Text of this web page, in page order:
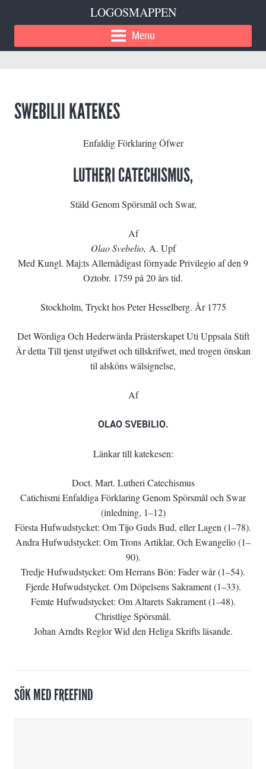
LOGOSMAPPEN
Menu
SWEBILII KATEKES
Enfaldig Förklaring Öfwer
LUTHERI CATECHISMUS,
Stäld Genom Spörsmål och Swar,
Af
Olao Svebelio, A. Upf
Med Kungl. Maj:ts Allernådigast förnyade Privilegio af den 9
Oztobr. 1759 på 20 års tid.
Stockholm, Tryckt hos Peter Hesselberg. År 1775
Det Wördiga Och Hederwärda Prästerskapet Uti Uppsala Stift
Är detta Till tjenst utgifwet och tillskrifwet, med trogen önskan
til alsköns wälsignelse,
Af
OLAO SVEBILIO.
Länkar till katekesen:
Doct. Mart. Lutheri Catechismus
Catichismi Enfaldiga Förklaring Genom Spörsmål och Swar
(inledning, 1–12)
Första Hufwudstycket: Om Tijo Guds Bud, eller Lagen (1–78).
Andra Hufwudstycket: Om Trons Artiklar, Och Ewangelio (1–
90).
Tredje Hufwudstycket: Om Herrans Bön: Fader wår (1–54).
Fjerde Hufwudstycket. Om Döpelsens Sakrament (1–33).
Femte Hufwudstycket: Om Altarets Sakrament (1–48).
Christlige Spörsmål.
Johan Arndts Reglor Wid den Heliga Skrifts läsande.
SÖK MED FREEFIND